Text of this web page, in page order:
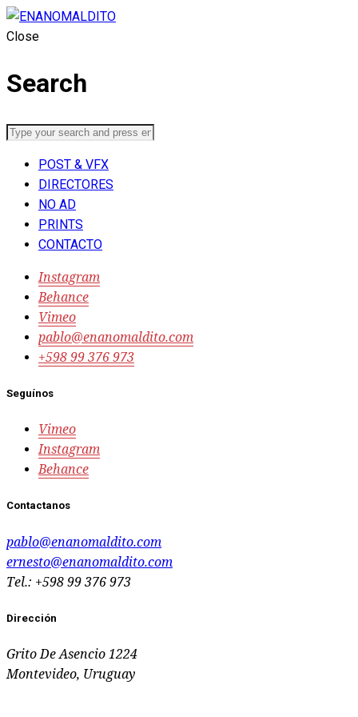
Close
Search
POST & VFX
DIRECTORES
NO AD
PRINTS
CONTACTO
Instagram
Behance
Vimeo
pablo@enanomaldito.com
‭+598 99 376 973‬
Seguínos
Vimeo
Instagram
Behance
Contactanos
pablo@enanomaldito.com
ernesto@enanomaldito.com
Tel.: +598 99 376 973
Dirección
Grito De Asencio 1224
Montevideo, Uruguay